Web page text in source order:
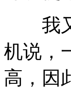
我又
机说，
高，因